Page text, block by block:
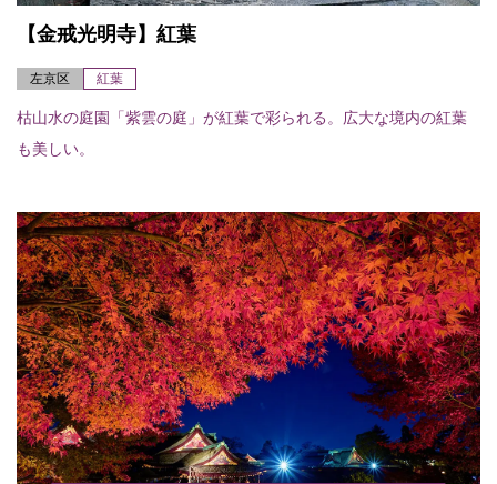
【金戒光明寺】紅葉
左京区 紅葉
枯山水の庭園「紫雲の庭」が紅葉で彩られる。広大な境内の紅葉
も美しい。